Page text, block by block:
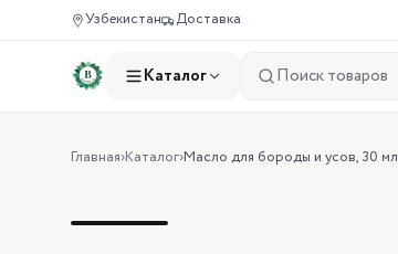
Узбекистан Доставка
Каталог
Главная›Каталог›Масло для бороды и усов, 30 мл